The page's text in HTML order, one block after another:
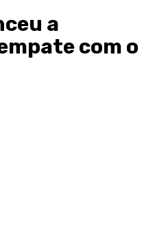
a
com o